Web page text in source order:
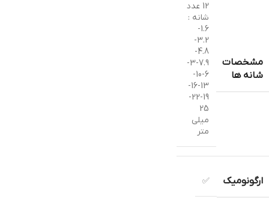
مشخصات
شانه ها
12 عدد
شانه :
1.6-
3.2-
4.8-
7.9-3-
6-10-
13-16-
19-22-
25
میلی
متر
ارگونومیک ✅